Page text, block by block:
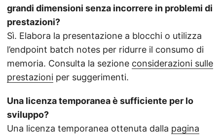
grandi dimensioni senza incorrere in problemi di
prestazioni?
Sì. Elabora la presentazione a blocchi o utilizza
l’endpoint batch notes per ridurre il consumo di
memoria. Consulta la sezione considerazioni sulle
prestazioni per suggerimenti.
Una licenza temporanea è sufficiente per lo
sviluppo?
Una licenza temporanea ottenuta dalla pagina